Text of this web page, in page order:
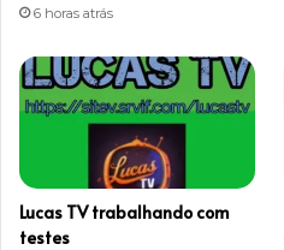
6 horas atrás
Lucas TV trabalhando com
testes